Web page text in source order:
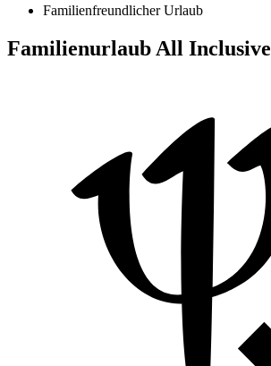
Familienfreundlicher Urlaub
Familienurlaub All Inclusive